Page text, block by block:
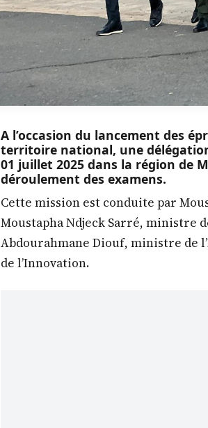
A l’occasion du lancement des
territoire national, une
01 juillet 2025 dans la région de
déroulement des examens.
Cette mission est conduite par
Moustapha Ndjeck Sarré, ministre
Abdourahmane Diouf, ministre de
de l’Innovation.